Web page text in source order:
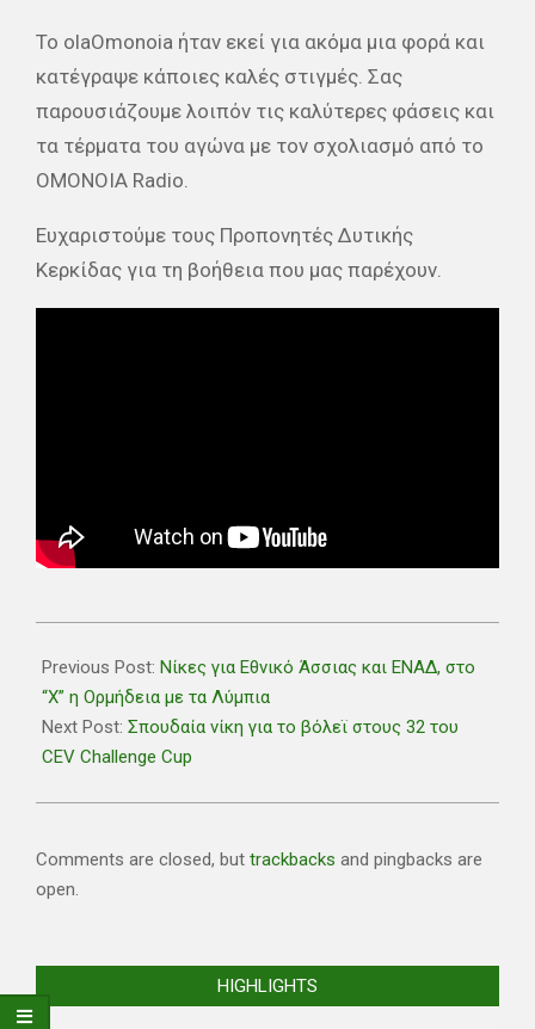
Το olaOmonoia ήταν εκεί για ακόμα μια φορά και
κατέγραψε κάποιες καλές στιγμές. Σας
παρουσιάζουμε λοιπόν τις καλύτερες φάσεις και
τα τέρματα του αγώνα με τον σχολιασμό από το
ΟΜΟΝΟΙΑ Radio​.
Ευχαριστούμε τους Προπονητές Δυτικής
Κερκίδας​ για τη βοήθεια που μας παρέχουν.
11-
02
Previous Post: Νίκες για Εθνικό Άσσιας και ΕΝΑΔ, στο
“Χ” η Ορμήδεια με τα Λύμπια
Next Post: Σπουδαία νίκη για το βόλεϊ στους 32 του
CEV Challenge Cup
Comments are closed, but trackbacks and pingbacks are
open.
HIGHLIGHTS